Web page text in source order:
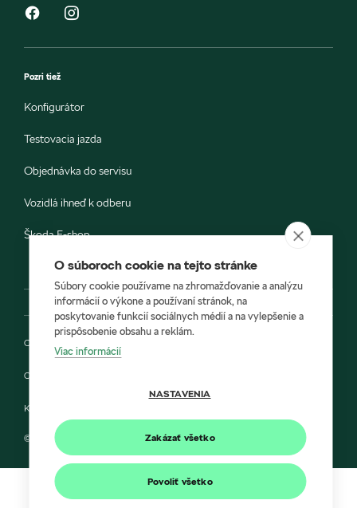
Pozri tiež
Konfigurátor
Testovacia jazda
Objednávka do servisu
Vozidlá ihneď k odberu
Škoda E-shop
Ochrana osobných údajov
Cookies
Kontakt
© 2022 Autoprofit a Škoda Auto Slovensko s.r.o.
O súboroch cookie na tejto stránke
Súbory cookie používame na zhromažďovanie a analýzu
informácií o výkone a používaní stránok, na
poskytovanie funkcií sociálnych médií a na vylepšenie a
prispôsobenie obsahu a reklám.
Viac informácií
NASTAVENIA
Zakázať všetko
Povoliť všetko